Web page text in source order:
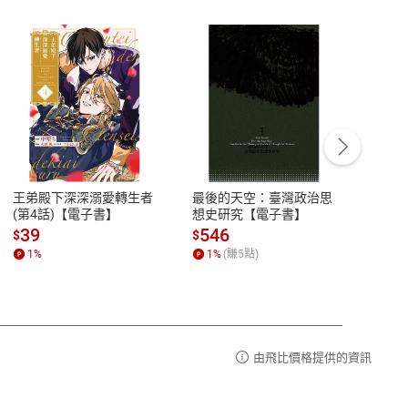
性
參
客服資訊
服務時間：週一到週五 10:00-12:00、
13:00-17:00 (國定假日及例假日休息)
客服電話：0080-1857077
王弟殿下深深溺愛轉生者
(第4話)【電子書】
$39
1%
最後的天空：臺灣政治思
想史研究【電子書】
$546
1% (賺5點)
由飛比價格提供的資訊